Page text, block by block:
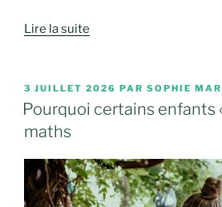
Lire la suite
PUBLIÉ
LE
3 JUILLET 2026 PAR SOPHIE
Pourquoi certains enfants
maths